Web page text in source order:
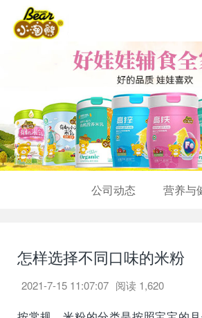
公司动态 营养与
怎样选择不同口味的米粉
2021-7-15 11:07:07 阅读 1,620